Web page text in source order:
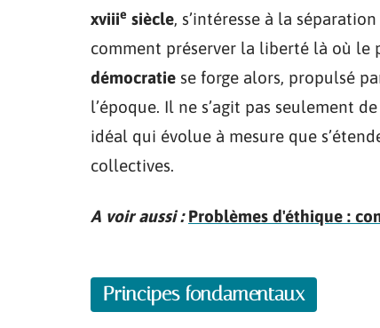
xviiie siècle, s’intéresse à la
comment préserver la liberté là où le
démocratie se forge alors, propulsé
l’époque. Il ne s’agit pas seulement
idéal qui évolue à mesure que
collectives.
A voir aussi : Problèmes d'éthique :
Principes fondamentaux